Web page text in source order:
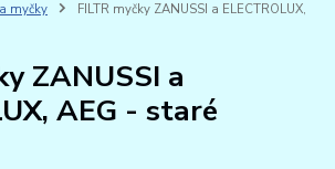
myčky
FILTR myčky ZANUSSI a ELECTROLUX,
ZANUSSI a
AEG - staré